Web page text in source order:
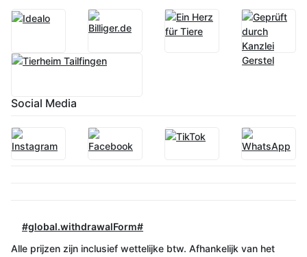
Social Media
#global.withdrawalForm#
Alle prijzen zijn inclusief wettelijke btw. Afhankelijk van het